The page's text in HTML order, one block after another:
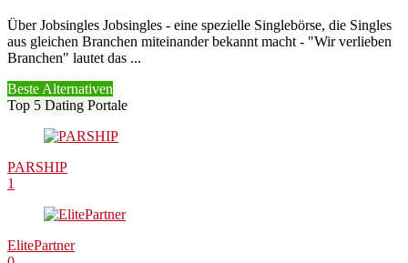
Über Jobsingles Jobsingles - eine spezielle Singlebörse, die Singles
aus gleichen Branchen miteinander bekannt macht - "Wir verlieben
Branchen" lautet das ...
Beste Alternativen
Top 5 Dating Portale
PARSHIP
1
ElitePartner